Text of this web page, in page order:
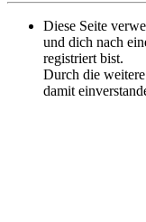
Diese Seite
und dich nach
registriert bist.
Durch die
damit